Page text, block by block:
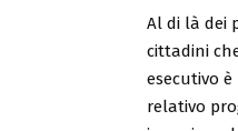
Al di là dei
cittadini
esecutivo
relativo